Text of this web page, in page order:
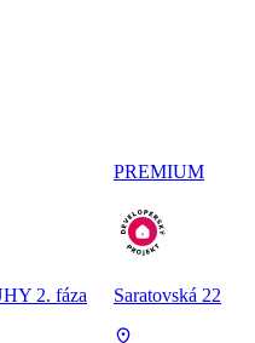
2. fáza
PREMIUM
Saratovská 22